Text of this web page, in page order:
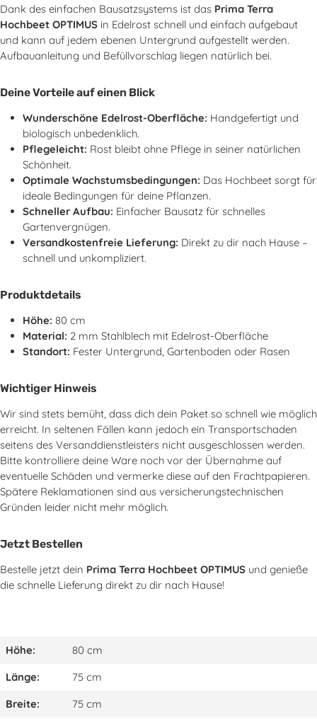
Dank des einfachen Bausatzsystems ist das Prima Terra
Hochbeet OPTIMUS in Edelrost schnell und einfach aufgebaut
und kann auf jedem ebenen Untergrund aufgestellt werden.
Aufbauanleitung und Befüllvorschlag liegen natürlich bei.
Deine Vorteile auf einen Blick
Wunderschöne Edelrost-Oberfläche: Handgefertigt und
biologisch unbedenklich.
Pflegeleicht: Rost bleibt ohne Pflege in seiner natürlichen
Schönheit.
Optimale Wachstumsbedingungen: Das Hochbeet sorgt für
ideale Bedingungen für deine Pflanzen.
Schneller Aufbau: Einfacher Bausatz für schnelles
Gartenvergnügen.
Versandkostenfreie Lieferung: Direkt zu dir nach Hause –
schnell und unkompliziert.
Produktdetails
Höhe: 80 cm
Material: 2 mm Stahlblech mit Edelrost-Oberfläche
Standort: Fester Untergrund, Gartenboden oder Rasen
Wichtiger Hinweis
Wir sind stets bemüht, dass dich dein Paket so schnell wie möglich
erreicht. In seltenen Fällen kann jedoch ein Transportschaden
seitens des Versanddienstleisters nicht ausgeschlossen werden.
Bitte kontrolliere deine Ware noch vor der Übernahme auf
eventuelle Schäden und vermerke diese auf den Frachtpapieren.
Spätere Reklamationen sind aus versicherungstechnischen
Gründen leider nicht mehr möglich.
Jetzt Bestellen
Bestelle jetzt dein Prima Terra Hochbeet OPTIMUS und genieße
die schnelle Lieferung direkt zu dir nach Hause!
Höhe:
80 cm
Länge:
75 cm
Breite:
75 cm